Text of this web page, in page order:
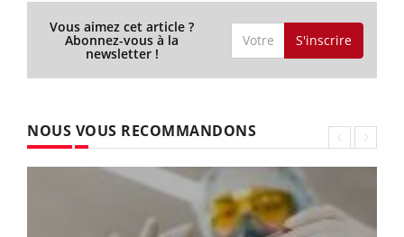
Vous aimez cet article ?
Abonnez-vous à la
newsletter !
S'inscrire
NOUS VOUS RECOMMANDONS